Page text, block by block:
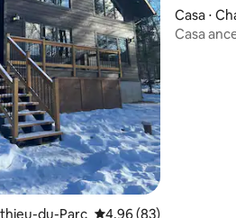
du-Parc 4,96 de uma avaliação
4,96 (83)
Casa ⋅
Casa